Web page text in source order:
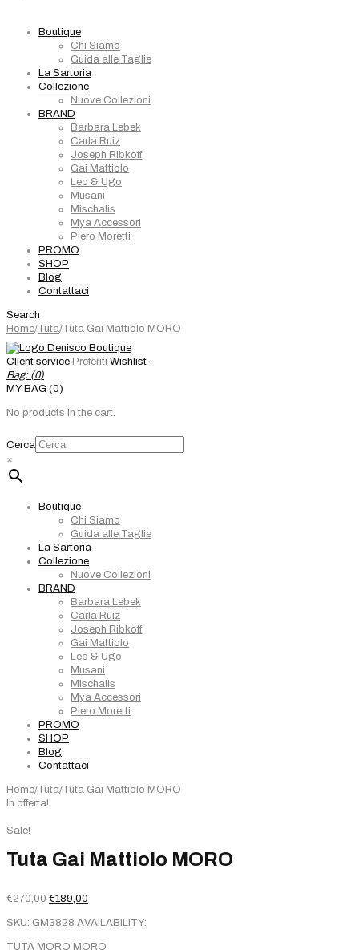
Boutique
Chi Siamo
Guida alle Taglie
La Sartoria
Collezione
Nuove Collezioni
BRAND
Barbara Lebek
Carla Ruiz
Joseph Ribkoff
Gai Mattiolo
Leo & Ugo
Musani
Mischalis
Mya Accessori
Piero Moretti
PROMO
SHOP
Blog
Contattaci
Search
Home/Tuta/Tuta Gai Mattiolo MORO
Client service Preferiti Wishlist -
Bag: (0)
MY BAG (0)
No products in the cart.
Cerca
×
Boutique
Chi Siamo
Guida alle Taglie
La Sartoria
Collezione
Nuove Collezioni
BRAND
Barbara Lebek
Carla Ruiz
Joseph Ribkoff
Gai Mattiolo
Leo & Ugo
Musani
Mischalis
Mya Accessori
Piero Moretti
PROMO
SHOP
Blog
Contattaci
Home/Tuta/Tuta Gai Mattiolo MORO
In offerta!
Sale!
Tuta Gai Mattiolo MORO
€270,00 Il
originale
€189,00
attuale
SKU: GM3828 AVAILABILITY:
TUTA MORO MORO